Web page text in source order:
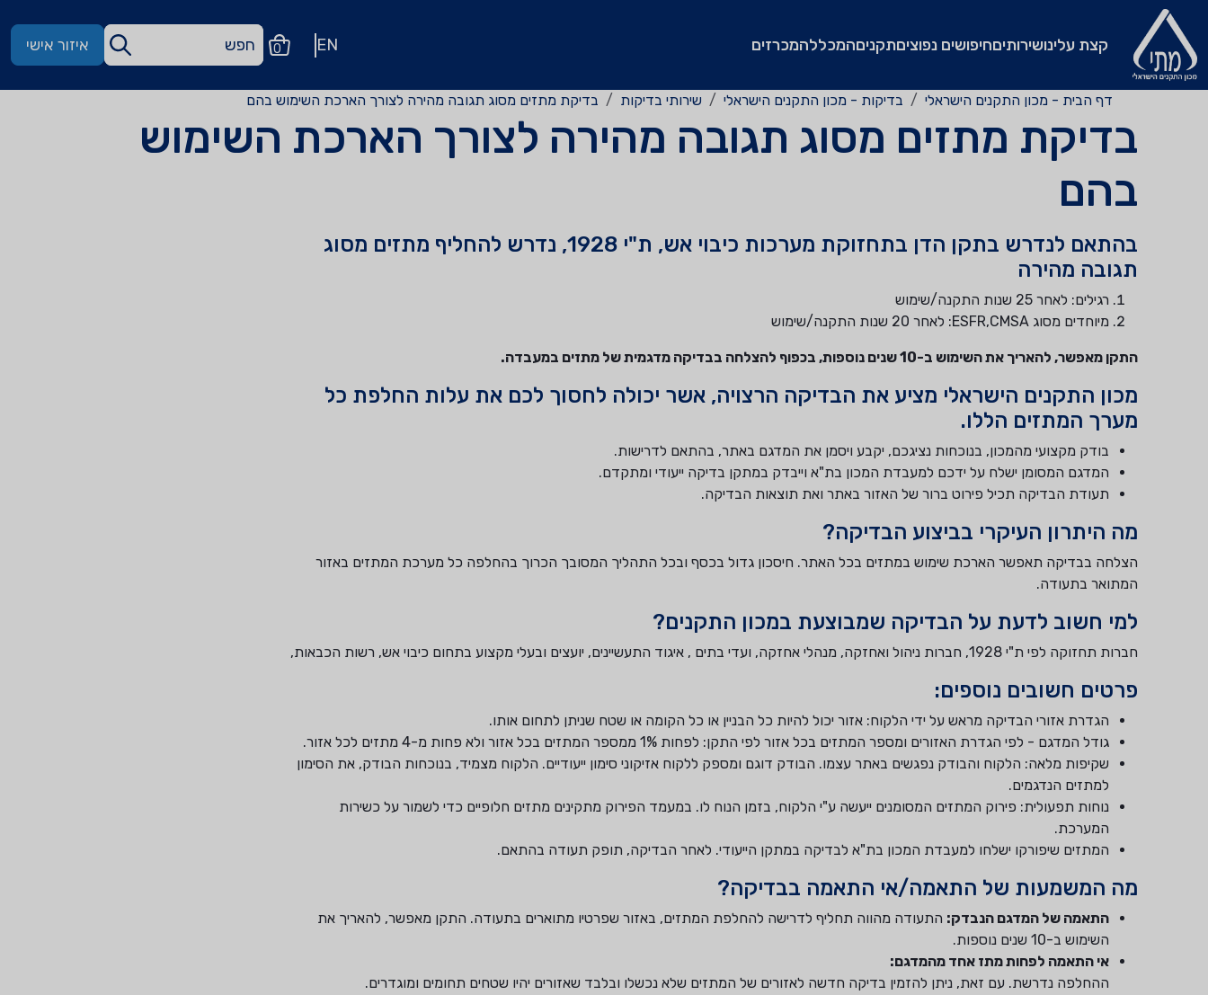
קצת עלינושירותיםחיפושים נפוציםתקניםהמכללהמכרזים EN
0 איזור אישי
דף הבית - מכון התקנים הישראלי בדיקות - מכון התקנים הישראלי שירותי בדיקות בדיקת מתזים מסוג תגובה מהירה לצורך הארכת השימוש בהם
בדיקת מתזים מסוג תגובה מהירה לצורך הארכת השימוש
בהם
‏בהתאם לנדרש בתקן הדן בתחזוקת מערכות כיבוי אש, ת"י 1928, נדרש להחליף מתזים מסוג
תגובה מהירה
רגילים: לאחר 25 שנות התקנה/שימוש
מיוחדים מסוג ESFR,CMSA: לאחר 20 שנות התקנה/שימוש
התקן מאפשר, להאריך את השימוש ב-10 שנים נוספות, בכפוף להצלחה בבדיקה מדגמית של מתזים במעבדה.
מכון התקנים הישראלי מציע את הבדיקה הרצויה, אשר יכולה לחסוך לכם את עלות החלפת כל
מערך המתזים הללו.
בודק מקצועי מהמכון, בנוכחות נציגכם, יקבע ויסמן את המדגם באתר, בהתאם לדרישות.
המדגם המסומן ישלח על ידכם למעבדת המכון בת"א וייבדק במתקן בדיקה ייעודי ומתקדם.
תעודת הבדיקה תכיל פירוט ברור של האזור באתר ואת תוצאות הבדיקה.
מה היתרון העיקרי בביצוע הבדיקה?
הצלחה בבדיקה תאפשר הארכת שימוש במתזים בכל האתר. חיסכון גדול בכסף ובכל התהליך המסובך הכרוך בהחלפה כל מערכת המתזים באזור
המתואר בתעודה.
למי חשוב לדעת על הבדיקה שמבוצעת במכון התקנים?
חברות תחזוקה לפי ת"י 1928, חברות ניהול ואחזקה, מנהלי אחזקה, ועדי בתים , איגוד התעשיינים, יועצים ובעלי מקצוע בתחום כיבוי אש, רשות הכבאות,
פרטים חשובים נוספים:
הגדרת אזורי הבדיקה מראש על ידי הלקוח: אזור יכול להיות כל הבניין או כל הקומה או שטח שניתן לתחום אותו.
גודל המדגם - לפי הגדרת האזורים ומספר המתזים בכל אזור לפי התקן: לפחות 1% ממספר המתזים בכל אזור ולא פחות מ-4 מתזים לכל אזור.
שקיפות מלאה: הלקוח והבודק נפגשים באתר עצמו. הבודק דוגם ומספק ללקוח אזיקוני סימון ייעודיים. הלקוח מצמיד, בנוכחות הבודק, את הסימון
למתזים הנדגמים.
נוחות תפעולית: פירוק המתזים המסומנים ייעשה ע"י הלקוח, בזמן הנוח לו. במעמד הפירוק מתקינים מתזים חלופיים כדי לשמור על כשירות
המערכת.
המתזים שיפורקו ישלחו למעבדת המכון בת"א לבדיקה במתקן הייעודי. לאחר הבדיקה, תופק תעודה בהתאם.
מה המשמעות של התאמה/אי התאמה בבדיקה?
התאמה של המדגם הנבדק: התעודה מהווה תחליף לדרישה להחלפת המתזים, באזור שפרטיו מתוארים בתעודה. התקן מאפשר, להאריך את
השימוש ב-10 שנים נוספות.
אי התאמה לפחות מתז אחד מהמדגם:
ההחלפה נדרשת. עם זאת, ניתן להזמין בדיקה חדשה לאזורים של המתזים שלא נכשלו ובלבד שאזורים יהיו שטחים תחומים ומוגדרים.